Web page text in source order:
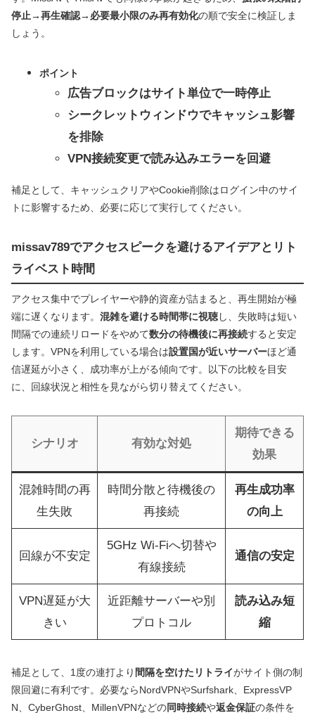
停止→再生確認→必要最小限のみ再有効化の順で安全に検証しま
しょう。
ポイント
広告ブロックはサイト単位で一時停止
シークレットウィンドウでキャッシュ影響
を排除
VPN接続変更で読み込みエラーを回避
補足として、キャッシュクリアやCookie削除はログイン中のサイ
トに影響するため、必要に応じて実行してください。
missav789でアクセスピークを避けるアイデアとリト
ライベスト時間
アクセス集中でプレイヤーや静的資産が詰まると、再生開始が極
端に遅くなります。 混雑を避ける時間帯に視聴し、失敗時は短い
間隔での連続リロードをやめて数分の待機後に再接続すると安定
します。VPNを利用している場合は設置国が近いサーバーほど通
信遅延が小さく、成功率が上がる傾向です。以下の比較を目安
に、回線状況と相性を見ながら切り替えてください。
シナリオ 有効な対処
期待できる
効果
混雑時間の再
生失敗
時間分散と待機後の
再接続
再生成功率
の向上
回線が不安定
5GHz Wi‑Fiへ切替や
有線接続
通信の安定
VPN遅延が大
きい
近距離サーバーや別
プロトコル
読み込み短
縮
補足として、1度の連打より 間隔を空けたリトライがサイト側の制
限回避に有利です。必要ならNordVPNやSurfshark、ExpressVP
N、CyberGhost、MillenVPNなどの同時接続や返金保証の条件を